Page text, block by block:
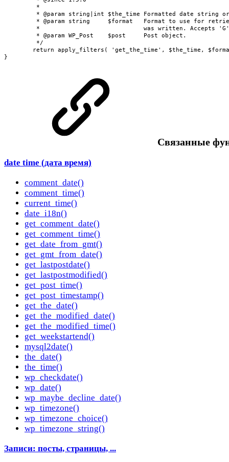
}
Cвязанные
date time (дата время)
comment_date()
comment_time()
current_time()
date_i18n()
get_comment_date()
get_comment_time()
get_date_from_gmt()
get_gmt_from_date()
get_lastpostdate()
get_lastpostmodified()
get_post_time()
get_post_timestamp()
get_the_date()
get_the_modified_date()
get_the_modified_time()
get_weekstartend()
mysql2date()
the_date()
the_time()
wp_checkdate()
wp_date()
wp_maybe_decline_date()
wp_timezone()
wp_timezone_choice()
wp_timezone_string()
Записи: посты, страницы, ...